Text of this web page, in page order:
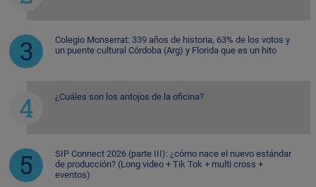
Colegio Monserrat: 339 años de historia, 63% de los votos y
un puente cultural Córdoba (Arg) y Florida que es un hito
¿Cuáles son los antojos de la oficina?
SIP Connect 2026 (parte III): ¿cómo nace el nuevo estándar
de producción? (Long video + Tik Tok + multi cross +
eventos)